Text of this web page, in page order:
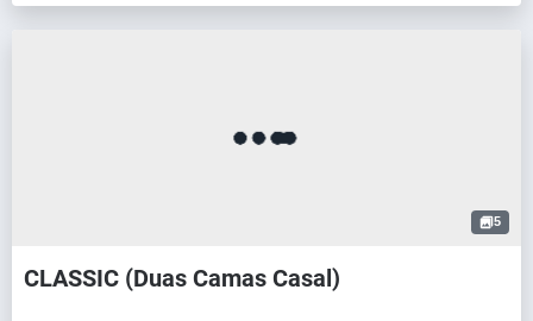
5
CLASSIC (Duas Camas Casal)